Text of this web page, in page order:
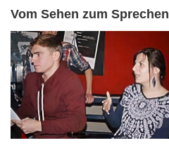
Vom Sehen zum Sprechen